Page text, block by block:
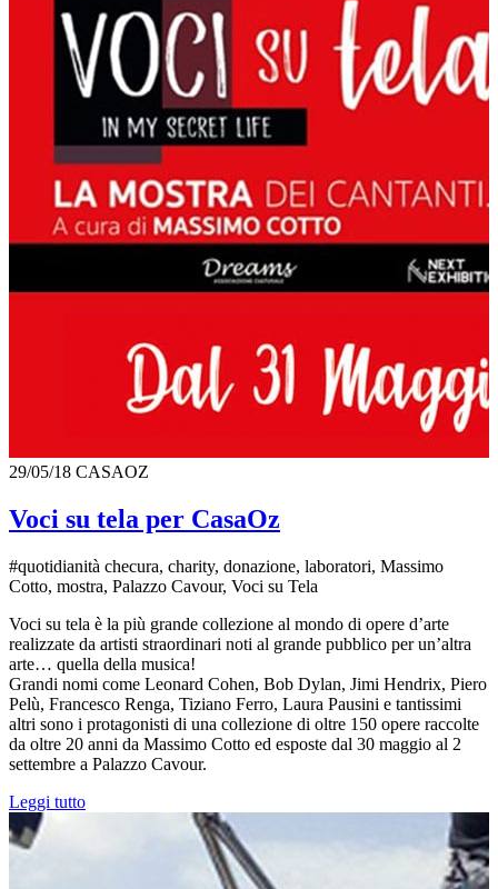
29/05/18 CASAOZ
Voci su tela per CasaOz
#quotidianità checura, charity, donazione, laboratori, Massimo
Cotto, mostra, Palazzo Cavour, Voci su Tela
Voci su tela è la più grande collezione al mondo di opere d’arte
realizzate da artisti straordinari noti al grande pubblico per un’altra
arte… quella della musica!
Grandi nomi come Leonard Cohen, Bob Dylan, Jimi Hendrix, Piero
Pelù, Francesco Renga, Tiziano Ferro, Laura Pausini e tantissimi
altri sono i protagonisti di una collezione di oltre 150 opere raccolte
da oltre 20 anni da Massimo Cotto ed esposte dal 30 maggio al 2
settembre a Palazzo Cavour.
Leggi tutto